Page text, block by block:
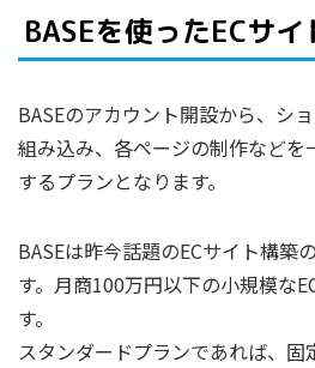
BASEを使ったECサ
BASEのアカウント開設から、シ
組み込み、各ページの制作など
するプランとなります。
BASEは昨今話題のECサイト構築
す。月商100万円以下の小規模な
す。
スタンダードプランであれば、